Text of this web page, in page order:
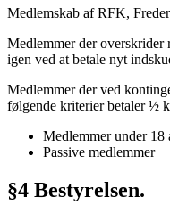
Medlemskab af RFK,
Medlemmer der overskrider
igen ved at betale nyt
Medlemmer der ved
følgende kriterier betaler ½
Medlemmer under 18
Passive medlemmer
§4 Bestyrelsen.